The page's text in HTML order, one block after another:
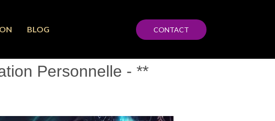
BLOG CONTACT
Personnelle - **